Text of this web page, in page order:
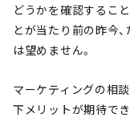
どうかを確認するこ
とが当たり前の昨今
は望めません。
マーケティングの相
下メリットが期待でき